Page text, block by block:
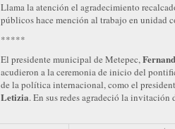
Llama la atención el agradecimiento
públicos hace mención al trabajo en unidad
*****
El presidente municipal de Metepec,
acudieron a la ceremonia de inicio del
de la política internacional, como el
Letizia. En sus redes agradeció la invitación